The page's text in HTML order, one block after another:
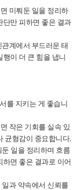
미뤄둔 일을 정리하
단만 피하면 좋은 결과
계에서 부드러운 태
행이 더 큰 힘을 냅니
를 지키는 게 좋습니
작은 기회를 실속 있
균형감이 중요합니다.
일을 정리하며 흐름
하면 좋은 결과로 이어
과 약속에서 신뢰를